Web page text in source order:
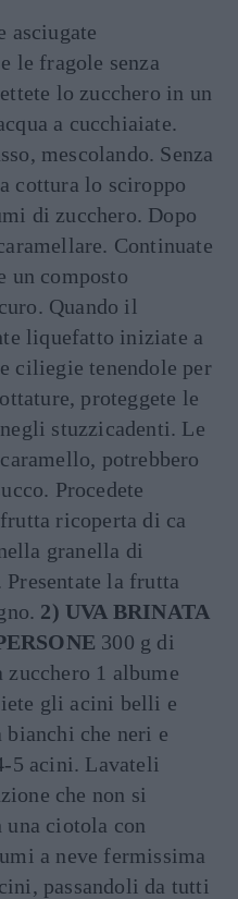
asciugate
le fragole senza
lo zucchero in un
a cucchiaiate.
mescolando. Senza
cottura lo sciroppo
di zucchero. Dopo
Continuate
un composto
Quando il
liquefatto iniziate a
ciliegie tenendole per
proteggete le
stuzzicadenti. Le
potrebbero
Procedete
ricoperta di ca
granella di
la frutta
2) UVA BRINATA
300 g di
zucchero 1 albume
gli acini belli e
che neri e
5 acini. Lavateli
che non si
ciotola con
a neve fermissima
passandoli da tutti